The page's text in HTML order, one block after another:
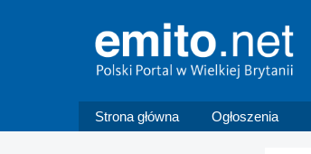
Strona główna Ogłoszenia